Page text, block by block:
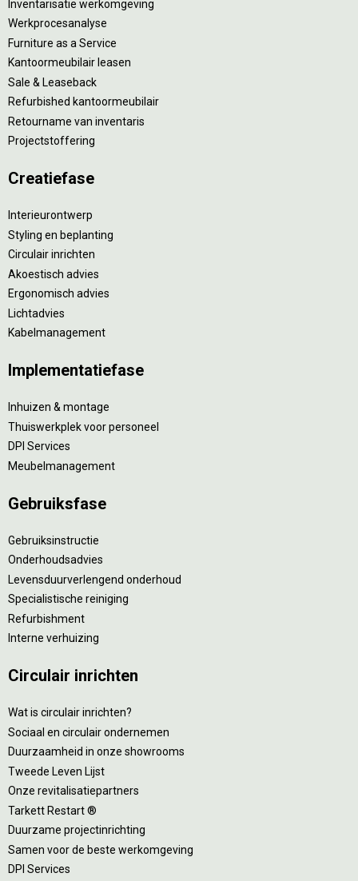
Inventarisatie werkomgeving
Werkprocesanalyse
Furniture as a Service
Kantoormeubilair leasen
Sale & Leaseback
Refurbished kantoormeubilair
Retourname van inventaris
Projectstoffering
Creatiefase
Interieurontwerp
Styling en beplanting
Circulair inrichten
Akoestisch advies
Ergonomisch advies
Lichtadvies
Kabelmanagement
Implementatiefase
Inhuizen & montage
Thuiswerkplek voor personeel
DPI Services
Meubelmanagement
Gebruiksfase
Gebruiksinstructie
Onderhoudsadvies
Levensduurverlengend onderhoud
Specialistische reiniging
Refurbishment
Interne verhuizing
Circulair inrichten
Wat is circulair inrichten?
Sociaal en circulair ondernemen
Duurzaamheid in onze showrooms
Tweede Leven Lijst
Onze revitalisatiepartners
Tarkett Restart ®
Duurzame projectinrichting
Samen voor de beste werkomgeving
DPI Services